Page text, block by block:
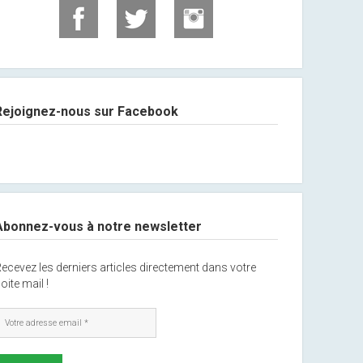
nous sur Facebook
vous à notre newsletter
les derniers articles directement dans votre
mail !